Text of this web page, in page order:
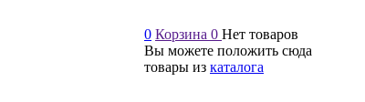
0 Корзина 0 Нет товаров
Вы можете положить сюда
товары из каталога